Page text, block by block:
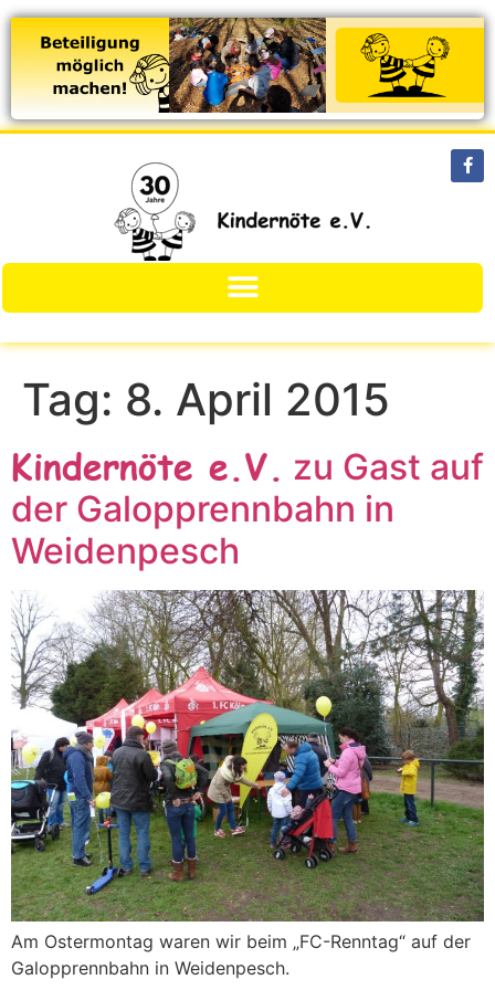
Tag: 8. April 2015
Kindernöte e.V. zu Gast auf
der Galopprennbahn in
Weidenpesch
Am Ostermontag waren wir beim „FC-Renntag“ auf der
Galopprennbahn in Weidenpesch.